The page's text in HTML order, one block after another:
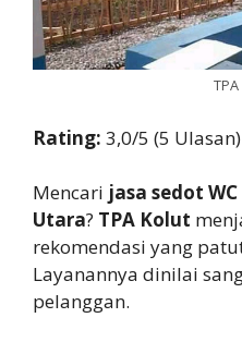
Rating: 3,0/5 (5 Ulasan)
Mencari jasa sedot
Utara? TPA Kolut
rekomendasi yang
Layanannya dinilai
pelanggan.